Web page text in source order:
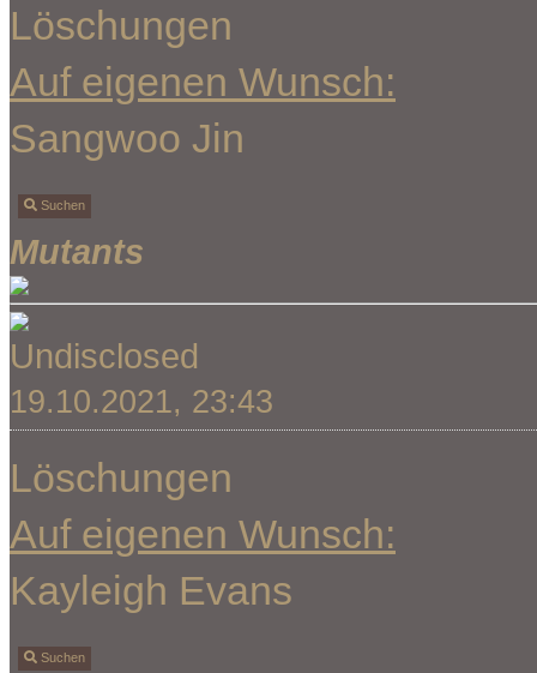
Löschungen
Auf eigenen Wunsch:
Sangwoo Jin
Suchen
Mutants
Undisclosed
19.10.2021, 23:43
Löschungen
Auf eigenen Wunsch:
Kayleigh Evans
Suchen